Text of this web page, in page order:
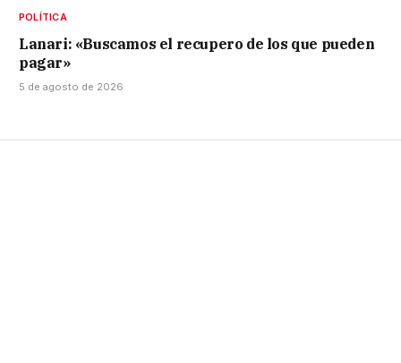
POLÍTICA
Lanari: «Buscamos el recupero de los que pueden
pagar»
5 de agosto de 2026